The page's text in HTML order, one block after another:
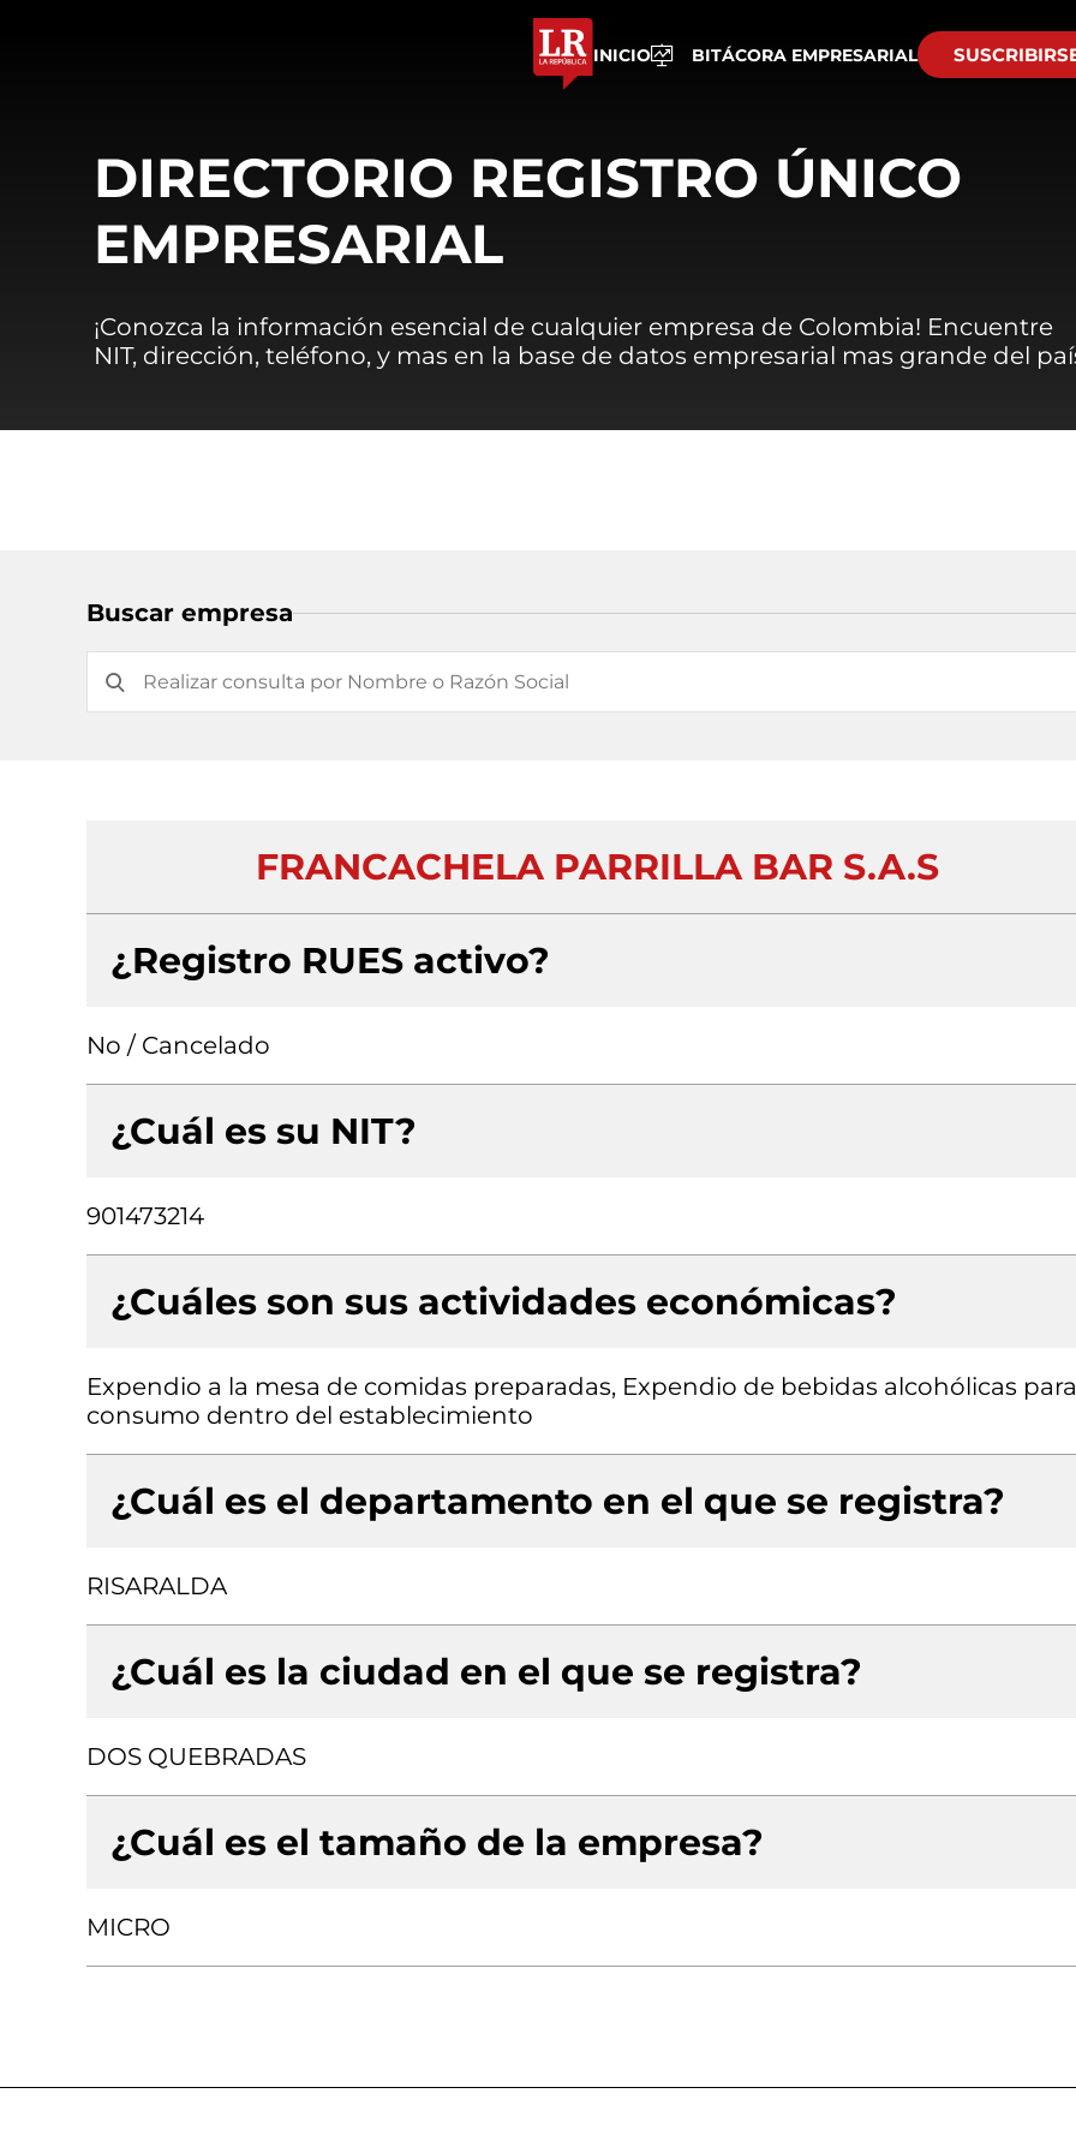
INICIO BITÁCORA EMPRESARIAL
DIRECTORIO REGISTRO ÚNICO
EMPRESARIAL
¡Conozca la información esencial de cualquier empresa de Colombia! Encuentre
NIT, dirección, teléfono, y mas en la base de datos empresarial mas grande del
Buscar empresa
FRANCACHELA PARRILLA BAR S.A.S
¿Registro RUES activo?
No / Cancelado
¿Cuál es su NIT?
901473214
¿Cuáles son sus actividades económicas?
Expendio a la mesa de comidas preparadas, Expendio de bebidas alcohólicas
consumo dentro del establecimiento
¿Cuál es el departamento en el que se registra?
RISARALDA
¿Cuál es la ciudad en el que se registra?
DOS QUEBRADAS
¿Cuál es el tamaño de la empresa?
MICRO